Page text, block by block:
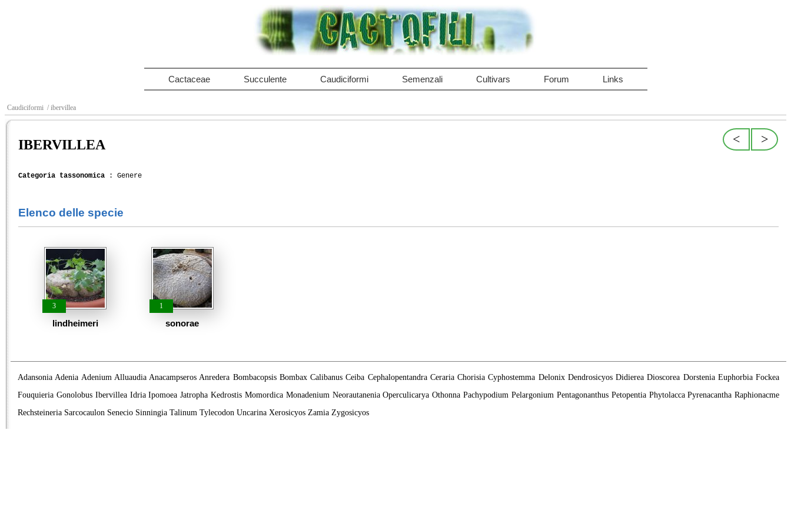
Cactaceae Succulente Caudiciformi Semenzali Cultivars Forum Links
Caudiciformi / ibervillea
>
<
IBERVILLEA
Categoria tassonomica : Genere
Elenco delle specie
3
lindheimeri
1
sonorae
Adansonia Adenia Adenium Alluaudia Anacampseros Anredera Bombacopsis Bombax Calibanus Ceiba Cephalopentandra Ceraria Chorisia Cyphostemma Delonix Dendrosicyos Didierea Dioscorea Dorstenia Euphorbia Fockea
Fouquieria Gonolobus Ibervillea Idria Ipomoea Jatropha Kedrostis Momordica Monadenium Neorautanenia Operculicarya Othonna Pachypodium Pelargonium Pentagonanthus Petopentia Phytolacca Pyrenacantha Raphionacme
Rechsteineria Sarcocaulon Senecio Sinningia Talinum Tylecodon Uncarina Xerosicyos Zamia Zygosicyos